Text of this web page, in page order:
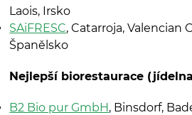
Laois, Irsko
SAiFRESC, Catarroja, Valencian
Španělsko
Nejlepší biorestaurace
B2 Bio pur GmbH, Binsdorf,